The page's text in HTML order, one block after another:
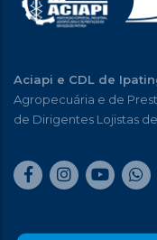
Aciapi e CDL de
Agropecuária e de
de Dirigentes Lojistas